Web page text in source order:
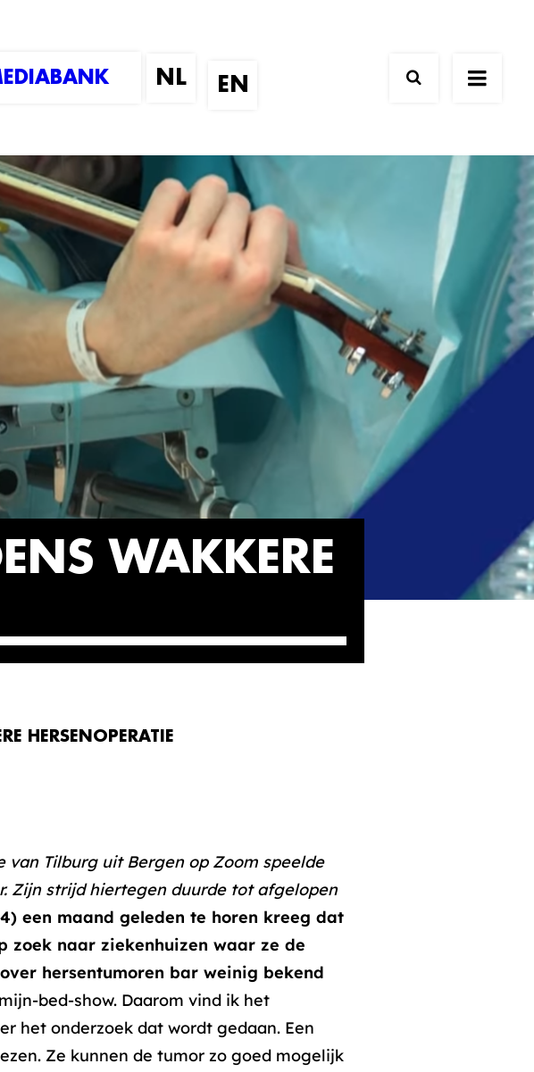
WAKKERE
HERSENOPERATIE
Tilburg uit Bergen op Zoom speelde
Zijn strijd hiertegen duurde tot afgelopen
een maand geleden te horen kreeg dat
naar ziekenhuizen waar ze de
hersentumoren bar weinig bekend
bed-show. Daarom vind ik het
het onderzoek dat wordt gedaan. Een
Ze kunnen de tumor zo goed mogelijk